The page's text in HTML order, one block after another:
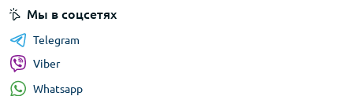
Мы в соцсетях
Telegram
Viber
Whatsapp